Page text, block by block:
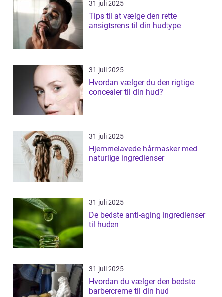
31 juli 2025
Tips til at vælge den rette
ansigtsrens til din hudtype
31 juli 2025
Hvordan vælger du den rigtige
concealer til din hud?
31 juli 2025
Hjemmelavede hårmasker med
naturlige ingredienser
31 juli 2025
De bedste anti-aging ingredienser
til huden
31 juli 2025
Hvordan du vælger den bedste
barbercreme til din hud